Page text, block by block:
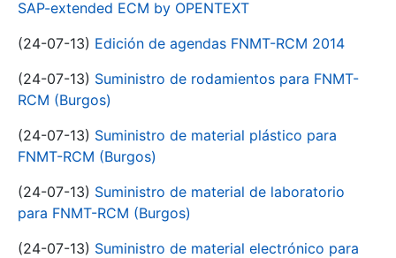
SAP-extended ECM by OPENTEXT
(24-07-13) Edición de agendas FNMT-RCM 2014
(24-07-13) Suministro de rodamientos para FNMT-
RCM (Burgos)
(24-07-13) Suministro de material plástico para
FNMT-RCM (Burgos)
(24-07-13) Suministro de material de laboratorio
para FNMT-RCM (Burgos)
(24-07-13) Suministro de material electrónico para